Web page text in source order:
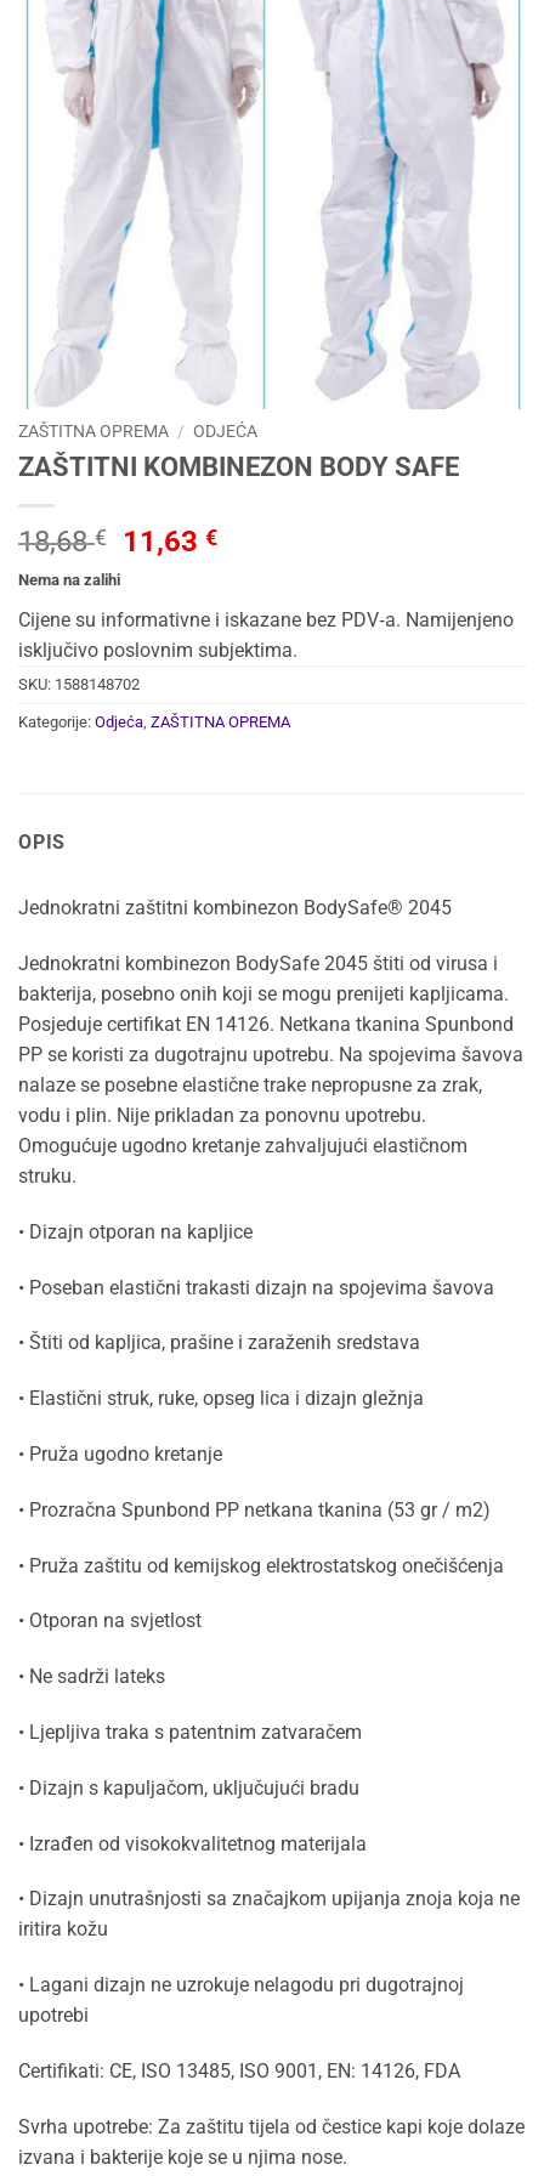
ZAŠTITNA OPREMA / ODJEĆA
ZAŠTITNI KOMBINEZON BODY SAFE
18,68€
Izvorna
je:
18,68 €.
11,63€Trenutna
11,63 €.
Nema na zalihi
Cijene su informativne i iskazane bez PDV‑a. Namijenjeno
isključivo poslovnim subjektima.
SKU: 1588148702
Kategorije: Odjeća, ZAŠTITNA OPREMA
OPIS
Jednokratni zaštitni kombinezon BodySafe® 2045
Jednokratni kombinezon BodySafe 2045 štiti od virusa i
bakterija, posebno onih koji se mogu prenijeti kapljicama.
Posjeduje certifikat EN 14126. Netkana tkanina Spunbond
PP se koristi za dugotrajnu upotrebu. Na spojevima šavova
nalaze se posebne elastične trake nepropusne za zrak,
vodu i plin. Nije prikladan za ponovnu upotrebu.
Omogućuje ugodno kretanje zahvaljujući elastičnom
struku.
• Dizajn otporan na kapljice
• Poseban elastični trakasti dizajn na spojevima šavova
• Štiti od kapljica, prašine i zaraženih sredstava
• Elastični struk, ruke, opseg lica i dizajn gležnja
• Pruža ugodno kretanje
• Prozračna Spunbond PP netkana tkanina (53 gr / m2)
• Pruža zaštitu od kemijskog elektrostatskog onečišćenja
• Otporan na svjetlost
• Ne sadrži lateks
• Ljepljiva traka s patentnim zatvaračem
• Dizajn s kapuljačom, uključujući bradu
• Izrađen od visokokvalitetnog materijala
• Dizajn unutrašnjosti sa značajkom upijanja znoja koja ne
iritira kožu
• Lagani dizajn ne uzrokuje nelagodu pri dugotrajnoj
upotrebi
Certifikati: CE, ISO 13485, ISO 9001, EN: 14126, FDA
Svrha upotrebe: Za zaštitu tijela od čestice kapi koje dolaze
izvana i bakterije koje se u njima nose.